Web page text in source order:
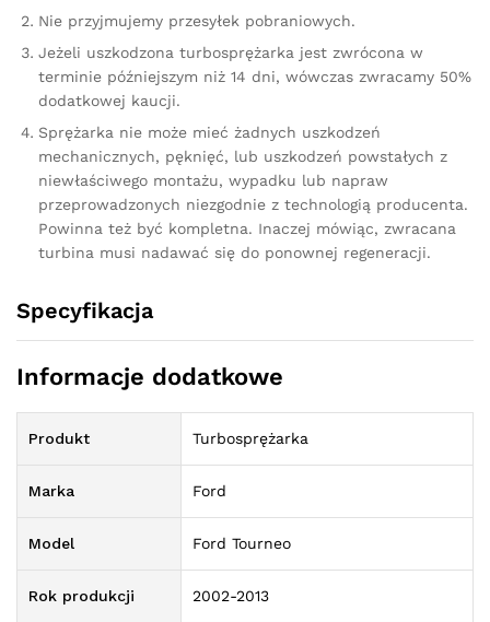
Nie przyjmujemy przesyłek pobraniowych.
Jeżeli uszkodzona turbosprężarka jest zwrócona w
terminie późniejszym niż 14 dni, wówczas zwracamy 50%
dodatkowej kaucji.
Sprężarka nie może mieć żadnych uszkodzeń
mechanicznych, pęknięć, lub uszkodzeń powstałych z
niewłaściwego montażu, wypadku lub napraw
przeprowadzonych niezgodnie z technologią producenta.
Powinna też być kompletna. Inaczej mówiąc, zwracana
turbina musi nadawać się do ponownej regeneracji.
Specyfikacja
Informacje dodatkowe
Produkt Turbosprężarka
Marka Ford
Model Ford Tourneo
Rok produkcji 2002-2013